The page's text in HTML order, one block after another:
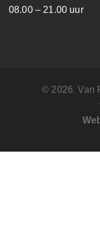
08.00 – 21.00 uur
© 2026. Van